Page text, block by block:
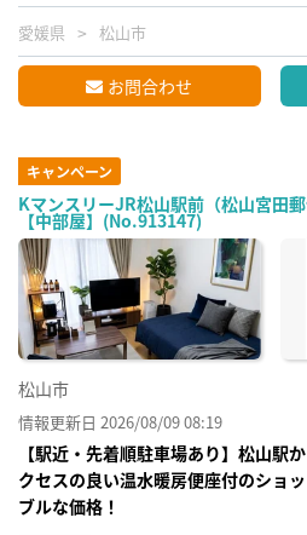
愛媛県 松山市
お問合わせ
キャンペーン
KマンスリーJR松山駅前（松山宮田
【中部屋】(No.913147)
松山市
情報更新日 2026/08/09 08:19
【駅近・先着順駐車場あり】松山駅
クセスの良い温水暖房便座付のショ
ブルな価格！